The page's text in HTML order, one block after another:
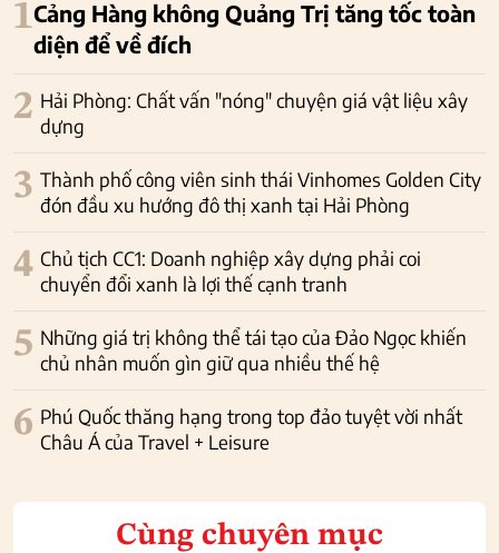
1Cảng Hàng không Quảng Trị tăng tốc toàn
diện để về đích
2 Hải Phòng: Chất vấn "nóng" chuyện giá vật liệu xây
dựng
3 Thành phố công viên sinh thái Vinhomes Golden City
đón đầu xu hướng đô thị xanh tại Hải Phòng
4 Chủ tịch CC1: Doanh nghiệp xây dựng phải coi
chuyển đổi xanh là lợi thế cạnh tranh
5 Những giá trị không thể tái tạo của Đảo Ngọc khiến
chủ nhân muốn gìn giữ qua nhiều thế hệ
6 Phú Quốc thăng hạng trong top đảo tuyệt vời nhất
Châu Á của Travel + Leisure
Cùng chuyên mục